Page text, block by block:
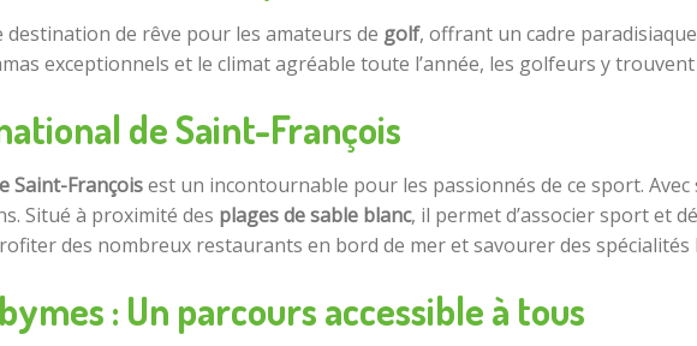
destination de rêve pour les amateurs de golf, offrant un cadre
exceptionnels et le climat agréable toute l’année, les golfeurs y
de Saint-François
Saint-Françoisest un incontournable pour les passionnés de ce sport. Avec
Situé à proximité des plages de sable blanc, il permet d’associer sport et
des nombreux restaurants en bord de mer et savourer des spécialités
: Un parcours accessible à tous